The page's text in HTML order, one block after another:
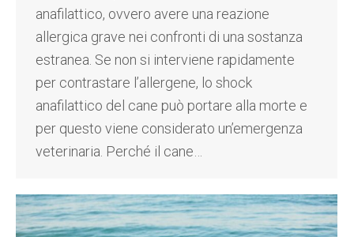
anafilattico, ovvero avere una reazione
allergica grave nei confronti di una sostanza
estranea. Se non si interviene rapidamente
per contrastare l’allergene, lo shock
anafilattico del cane può portare alla morte e
per questo viene considerato un’emergenza
veterinaria. Perché il cane…